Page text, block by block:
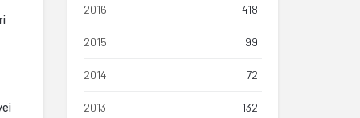
2016 418
2015 99
2014 72
2013 132